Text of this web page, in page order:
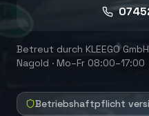
Betreut durch KLEEGO GmbH
Nagold · Mo–Fr 08:00–17:00
Betriebshaftpflicht